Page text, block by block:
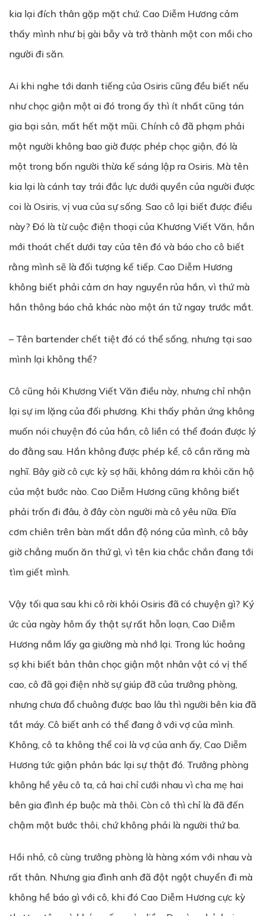
kia lại đích thân gặp mặt chứ. Cao Diễm Hương cảm
thấy mình như bị gài bẫy và trở thành một con mồi cho
người đi săn.
Ai khi nghe tới danh tiếng của Osiris cũng đều biết nếu
như chọc giận một ai đó trong ấy thì ít nhất cũng tán
gia bại sản, mất hết mặt mũi. Chính cô đã phạm phải
một người không bao giờ được phép chọc giận, đó là
một trong bốn người thừa kế sáng lập ra Osiris. Mà tên
kia lại là cánh tay trái đắc lực dưới quyền của người được
coi là Osiris, vị vua của sự sống. Sao cô lại biết được điều
này? Đó là từ cuộc điện thoại của Khương Viết Văn, hắn
mới thoát chết dưới tay của tên đó và báo cho cô biết
rằng mình sẽ là đối tượng kế tiếp. Cao Diễm Hương
không biết phải cảm ơn hay nguyền rủa hắn, vì thứ mà
hắn thông báo chả khác nào một án tử ngay trước mắt.
– Tên bartender chết tiệt đó có thể sống, nhưng tại sao
mình lại không thể?
Cô cũng hỏi Khương Viết Văn điều này, nhưng chỉ nhận
lại sự im lặng của đối phương. Khi thấy phản ứng không
muốn nói chuyện đó của hắn, cô liền có thể đoán được lý
do đằng sau. Hắn không được phép kể, cô cắn răng mà
nghĩ. Bây giờ cô cực kỳ sợ hãi, không dám ra khỏi căn hộ
của một bước nào. Cao Diễm Hương cũng không biết
phải trốn đi đâu, ở đây còn người mà cô yêu nữa. Đĩa
cơm chiên trên bàn mất dần độ nóng của mình, cô bây
giờ chẳng muốn ăn thứ gì, vì tên kia chắc chắn đang tới
tìm giết mình.
Vậy tối qua sau khi cô rời khỏi Osiris đã có chuyện gì? Ký
ức của ngày hôm ấy thật sự rất hỗn loạn, Cao Diễm
Hương nắm lấy ga giường mà nhớ lại. Trong lúc hoảng
sợ khi biết bản thân chọc giận một nhân vật có vị thế
cao, cô đã gọi điện nhờ sự giúp đỡ của trưởng phòng,
nhưng chưa đổ chuông được bao lâu thì người bên kia đã
tắt máy. Cô biết anh có thể đang ở với vợ của mình.
Không, cô ta không thể coi là vợ của anh ấy, Cao Diễm
Hương tức giận phản bác lại sự thật đó. Trưởng phòng
không hề yêu cô ta, cả hai chỉ cưới nhau vì cha mẹ hai
bên gia đình ép buộc mà thôi. Còn cô thì chỉ là đã đến
chậm một bước thôi, chứ không phải là người thứ ba.
Hồi nhỏ, cô cùng trưởng phòng là hàng xóm với nhau và
rất thân. Nhưng gia đình anh đã đột ngột chuyển đi mà
không hề báo gì với cô, khi đó Cao Diễm Hương cực kỳ